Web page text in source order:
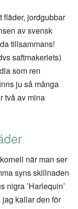
fläder, jordgubbar
av svensk
tillsammans!
saftmakeriets)
som ren
ju så många
två av mina
när man ser
syns skillnaden
nigra ’Harlequin’
kallar den för